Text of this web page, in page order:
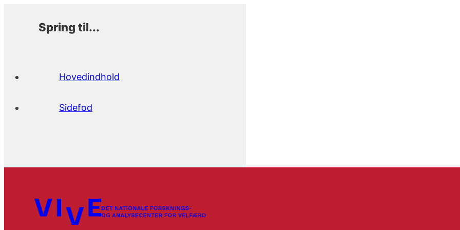
Spring til...
Hovedindhold
Sidefod